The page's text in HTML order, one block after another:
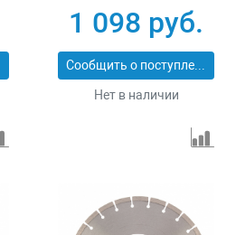
1 098 руб.
Сообщить о поступлении
Нет в наличии